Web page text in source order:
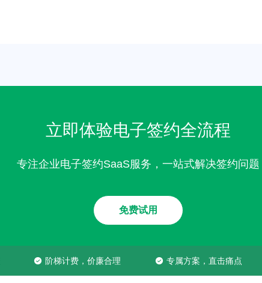
立即体验电子签约全流程
专注企业电子签约SaaS服务，一站式解决签约问题
免费试用
阶梯计费，价廉合理 专属方案，直击痛点